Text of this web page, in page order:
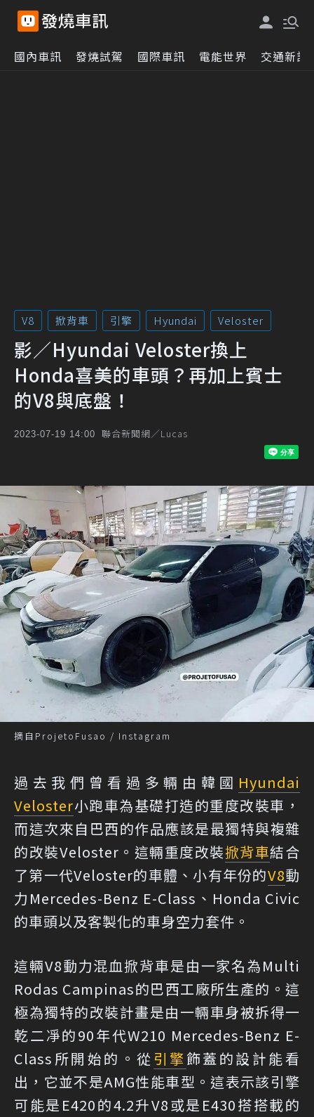
國內車訊 發燒試駕 國際車訊 電能世界 交通新訊
V8 掀背車 引擎 Hyundai Veloster
影／Hyundai Veloster換上
Honda喜美的車頭？再加上賓士
的V8與底盤！
2023-07-19 14:00 聯合新聞網／Lucas
摘自ProjetoFusao / Instagram
過去我們曾看過多輛由韓國 Hyundai
Veloster小跑車為基礎打造的重度改裝車，
而這次來自巴西的作品應該是最獨特與複雜
的改裝Veloster。這輛重度改裝掀背車結合
了第一代Veloster的車體、小有年份的V8動
力Mercedes-Benz E-Class、Honda Civic
的車頭以及客製化的車身空力套件。
這輛V8動力混血掀背車是由一家名為Multi
Rodas Campinas的巴西工廠所生產的。這
極為獨特的改裝計畫是由一輛車身被拆得一
乾二凈的90年代W210 Mercedes-Benz E-
Class所開始的。從 引擎 飾蓋的設計能看
出，它並不是AMG性能車型。這表示該引擎
可能是E420的4.2升V8或是E430搭搭載的